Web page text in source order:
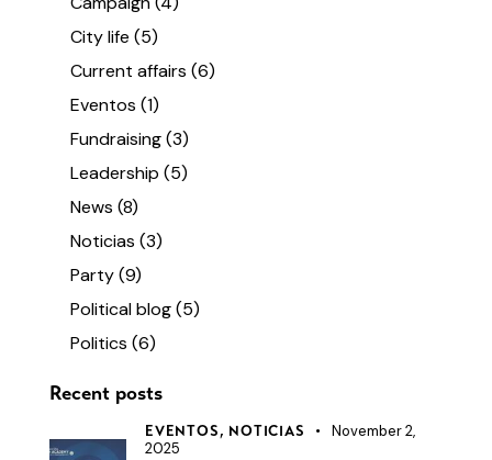
City life (5)
Current affairs (6)
Eventos (1)
Fundraising(3)
Leadership (5)
News (8)
Noticias (3)
Party(9)
Political blog(5)
Politics (6)
Recent posts
EVENTOS, NOTICIAS
November 2,
2025